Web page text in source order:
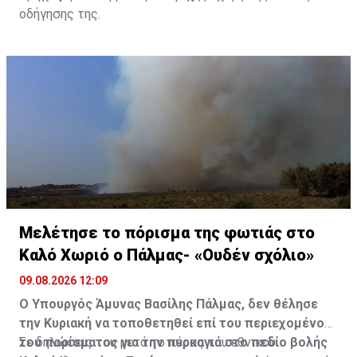
οδήγησης της.
Μελέτησε το πόρισμα της φωτιάς στο
Καλό Χωριό ο Πάλμας- «Ουδέν σχόλιο»
09.08.2026 12:09
Ο Υπουργός Άμυνας Βασίλης Πάλμας, δεν θέλησε
την Κυριακή να τοποθετηθεί επί του περιεχομένου
του πορίσματος για την πυρκαγιά στο πεδίο βολής
Σε δηλώσεις του μετά το πέρας του εθνικού